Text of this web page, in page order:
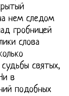
нем следом
гробницей
слова
святых,
в
подобных